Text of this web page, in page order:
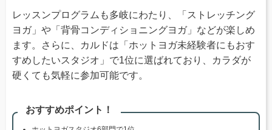
レッスンプログラムも多岐にわたり、「ストレッチング
ヨガ」や「背骨コンディショニングヨガ」などが楽しめ
ます。さらに、カルドは「ホットヨガ未経験者にもおす
すめしたいスタジオ」で1位に選ばれており、カラダが
硬くても気軽に参加可能です。
おすすめポイント！